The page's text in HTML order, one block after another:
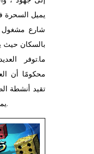
يميل السحرة
شارع مشغول
بالسكان
ما.توفر
محكومًا أن
تقيد أنشطة
يمكن إدارة الأداء للمعلومات.